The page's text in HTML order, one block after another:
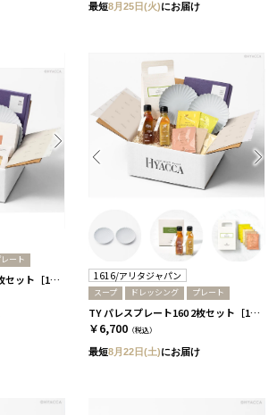
最短8月25日(火)にお届け
ート
TY パレスプレート220 2枚セット［1616/アリタジャパン］+ドレッシング+パスタ 1616/アリタジャパン
スープ ドレッシング プレート
TY パレスプレート160 2枚セット［1616/アリタジャパン］+ドレッシング+スープ
￥6,700 （税込）
最短8月22日(土)にお届け